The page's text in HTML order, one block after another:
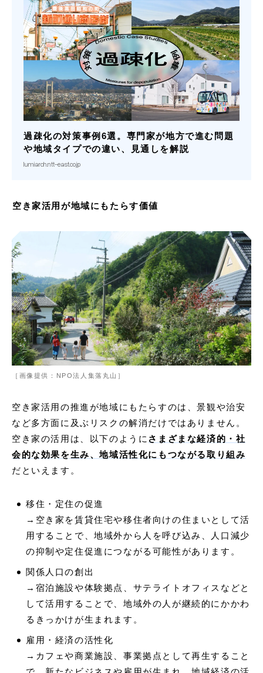
過疎化の対策事例6選。専門家が地方で進む問題
や地域タイプでの違い、見通しを解説
lumiarch.ntt-east.co.jp
空き家活用が地域にもたらす価値
［画像提供：NPO法人集落丸山］
空き家活用の推進が地域にもたらすのは、景観や治安
など多方面に及ぶリスクの解消だけではありません。
空き家の活用は、以下のように さまざまな経済的・社
会的な効果を生み、地域活性化にもつながる取り組み
だといえます。
移住・定住の促進
→空き家を賃貸住宅や移住者向けの住まいとして活
用することで、地域外から人を呼び込み、人口減少
の抑制や定住促進につながる可能性があります。
関係人口の創出
→宿泊施設や体験拠点、サテライトオフィスなどと
して活用することで、地域外の人が継続的にかかわ
るきっかけが生まれます。
雇用・経済の活性化
→カフェや商業施設、事業拠点として再生すること